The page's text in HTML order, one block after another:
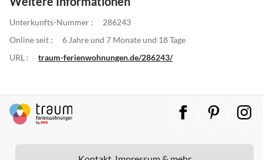
Unterkunfts-Nummer :
286243
Online seit :
6 Jahre und 7 Monate und 18 Tage
URL :
traum-ferienwohnungen.de/286243/